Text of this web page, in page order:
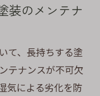
装のメンテナ
て、長持ちする塗
テナンスが不可欠
気による劣化を防